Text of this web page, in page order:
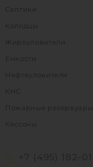
Септики
Колодцы
Жироуловители
Емкости
Нефтеуловители
КНС
Пожарные резервуары
Кессоны